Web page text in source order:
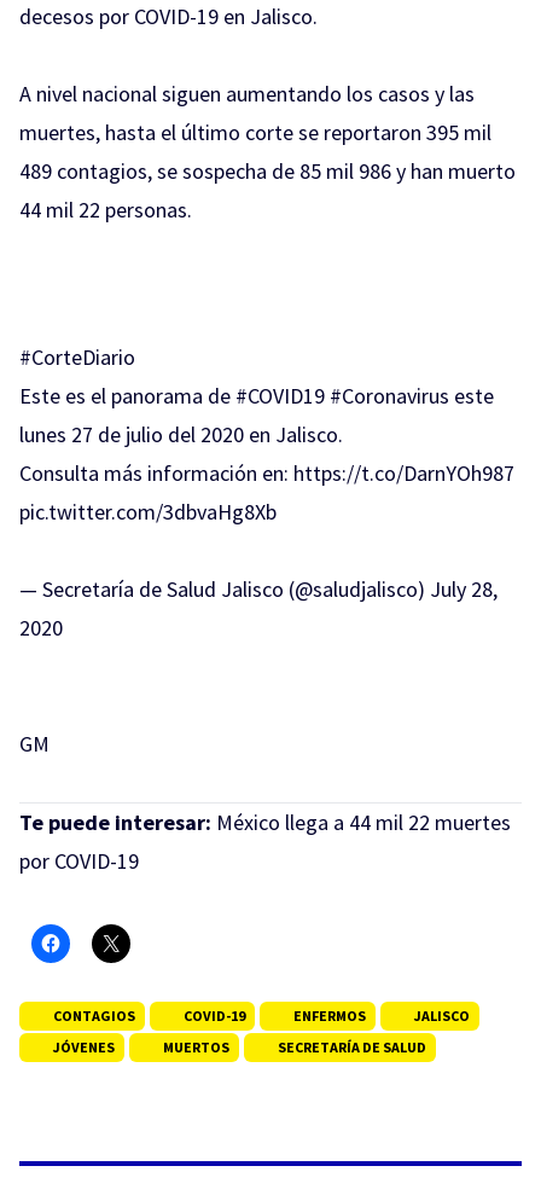
decesos por COVID-19 en Jalisco.
A nivel nacional siguen aumentando los casos y las
muertes, hasta el último corte se reportaron 395 mil
489 contagios, se sospecha de 85 mil 986 y han muerto
44 mil 22 personas.
#CorteDiario
Este es el panorama de #COVID19 #Coronavirus este
lunes 27 de julio del 2020 en Jalisco.
Consulta más información en: https://t.co/DarnYOh987
pic.twitter.com/3dbvaHg8Xb
— Secretaría de Salud Jalisco (@saludjalisco) July 28,
2020
GM
Te puede interesar: México llega a 44 mil 22 muertes
por COVID-19
CONTAGIOS COVID-19 ENFERMOS
JALISCO
JÓVENES
MUERTOS SECRETARÍA DE SALUD